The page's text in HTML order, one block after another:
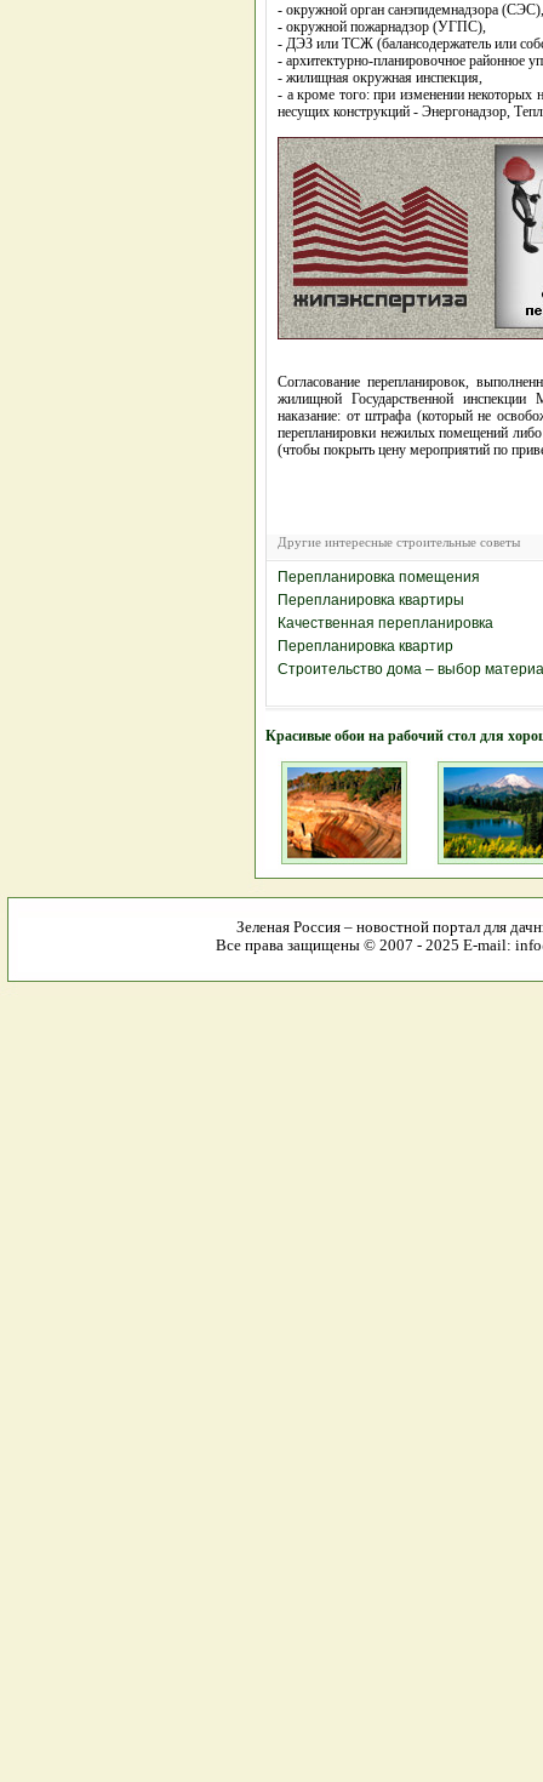
- окружной орган санэпидемнадзора (СЭС),
- окружной пожарнадзор (УГПС),
- ДЭЗ или ТСЖ (балансодержатель или
- архитектурно-планировочное районное
- жилищная окружная инспекция,
- а кроме того: при изменении некоторых
несущих конструкций - Энергонадзор,
Согласование перепланировок,
жилищной Государственной инспекции
наказание: от штрафа (который не
перепланировки нежилых помещений
(чтобы покрыть цену мероприятий по
Другие интересные строительные советы
Перепланировка помещения
Перепланировка квартиры
Качественная перепланировка
Перепланировка квартир
Строительство дома – выбор
Красивые обои на рабочий стол для
Зеленая Россия – новостной портал для
Все права защищены © 2007 - 2025 E-mail: